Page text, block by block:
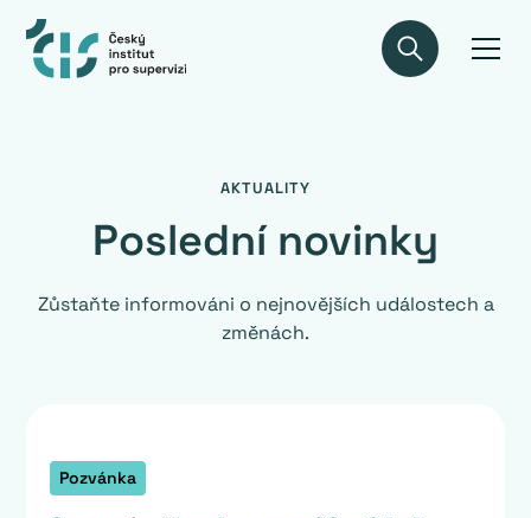
AKTUALITY
Poslední novinky
Zůstaňte informováni o nejnovějších událostech a
změnách.
Pozvánka